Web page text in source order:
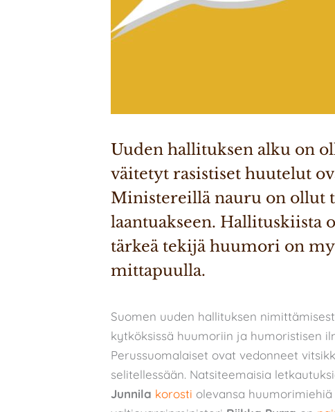
Uuden hallituksen alku on
väitetyt rasistiset huutelut
Ministereillä nauru on ollut
laantuakseen. Hallituskiista
tärkeä tekijä huumori on
mittapuulla.
Suomen uuden hallituksen
kytköksissä huumoriin ja humoristisen
Perussuomalaiset ovat vedonneet
selitellessään. Natsiteemaisia
Junnila korosti olevansa